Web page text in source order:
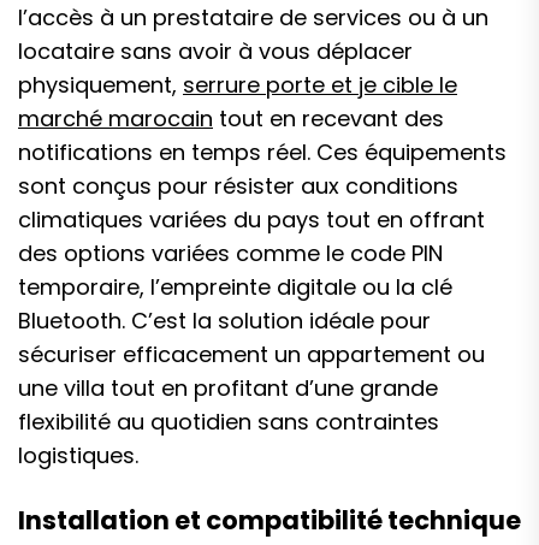
l’accès à un prestataire de services ou à un
locataire sans avoir à vous déplacer
physiquement, serrure porte​ et je cible le
marché marocain tout en recevant des
notifications en temps réel. Ces équipements
sont conçus pour résister aux conditions
climatiques variées du pays tout en offrant
des options variées comme le code PIN
temporaire, l’empreinte digitale ou la clé
Bluetooth. C’est la solution idéale pour
sécuriser efficacement un appartement ou
une villa tout en profitant d’une grande
flexibilité au quotidien sans contraintes
logistiques.
Installation et compatibilité technique